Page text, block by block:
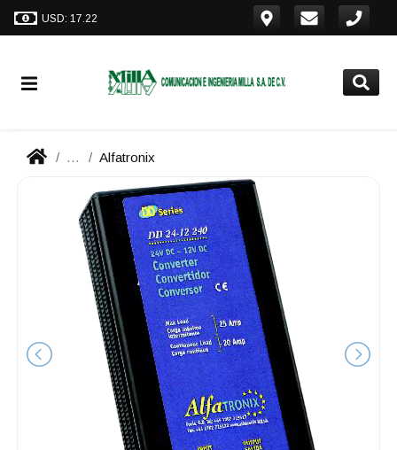
USD: 17.22
... Alfatronix